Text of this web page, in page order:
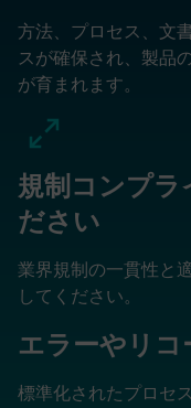
方法、プロセス、文
スが確保され、製品
が育まれます。
規制コンプラ
ださい
業界規制の一貫性と
してください。
エラーやリ
標準化されたプロセ